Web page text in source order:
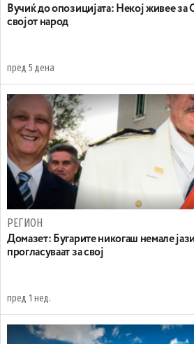
Вучиќ до опозицијата: Некој живее за
својот народ
пред 5 дена
РЕГИОН
Домазет: Бугарите никогаш немале
прогласуваат за свој
пред 1 нед.